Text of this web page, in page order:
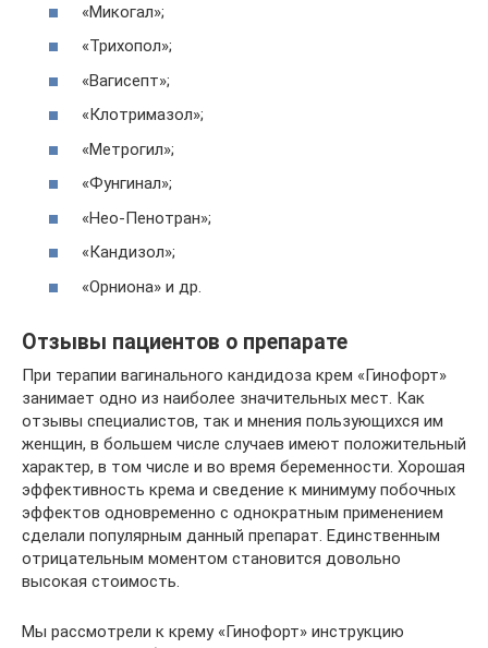
«Микогал»;
«Трихопол»;
«Вагисепт»;
«Клотримазол»;
«Метрогил»;
«Фунгинал»;
«Нео-Пенотран»;
«Кандизол»;
«Орниона» и др.
Отзывы пациентов о препарате
При терапии вагинального кандидоза крем «Гинофорт»
занимает одно из наиболее значительных мест. Как
отзывы специалистов, так и мнения пользующихся им
женщин, в большем числе случаев имеют положительный
характер, в том числе и во время беременности. Хорошая
эффективность крема и сведение к минимуму побочных
эффектов одновременно с однократным применением
сделали популярным данный препарат. Единственным
отрицательным моментом становится довольно
высокая стоимость.
Мы рассмотрели к крему «Гинофорт» инструкцию